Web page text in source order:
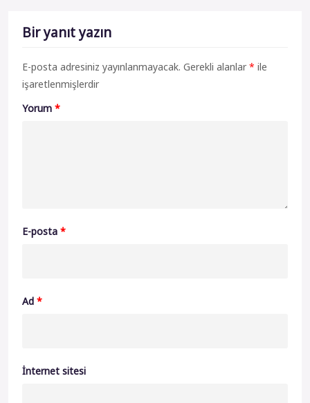
Bir yanıt yazın
E-posta adresiniz yayınlanmayacak. Gerekli alanlar * ile
işaretlenmişlerdir
Yorum *
E-posta *
Ad *
İnternet sitesi